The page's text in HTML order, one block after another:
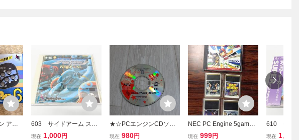
アベ
603 サイドアーム スペ
シャル HACD9002 NE
現在 1,000円
★☆PCエンジンCDソフ
ト クイズアベニュー2
現在 980円
NEC PC Engine 5games
tested PCエンジン ゲーム
現在 999円
610 モン
ー 闇の竜
現在 1,000